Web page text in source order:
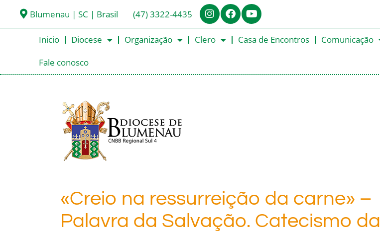
Blumenau | SC | Brasil (47) 3322-4435
Inicio Diocese Organização Clero Casa de Encontros Comunicação
Fale conosco
«Creio na ressurreição da carne» –
Palavra da Salvação. Catecismo da